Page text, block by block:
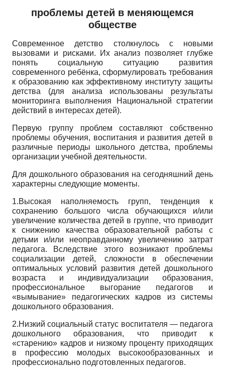
проблемы детей в меняющемся
обществе
Современное детство столкнулось с новыми
вызовами и рисками. Их анализ позволяет глубже
понять социальную ситуацию развития
современного ребёнка, сформулировать требования
к образованию как эффективному институту защиты
детства (для анализа использованы результаты
мониторинга выполнения Национальной стратегии
действий в интересах детей).
Первую группу проблем составляют собственно
проблемы обучения, воспитания и развития детей в
различные периоды школьного детства, проблемы
организации учебной деятельности.
Для дошкольного образования на сегодняшний день
характерны следующие моменты.
1.Высокая наполняемость групп, тенденция к
сохранению большого числа обучающихся и/или
увеличение количества детей в группе, что приводит
к снижению качества образовательной работы с
детьми и/или неоправданному увеличению затрат
педагога. Вследствие этого возникают проблемы
социализации детей, сложности в обеспечении
оптимальных условий развития детей дошкольного
возраста и индивидуализации образования,
профессиональное выгорание педагогов и
«вымывание» педагогических кадров из системы
дошкольного образования.
2.Низкий социальный статус воспитателя — педагога
дошкольного образования, что приводит к
«старению» кадров и низкому проценту приходящих
в профессию молодых высокообразованных и
профессионально подготовленных педагогов.